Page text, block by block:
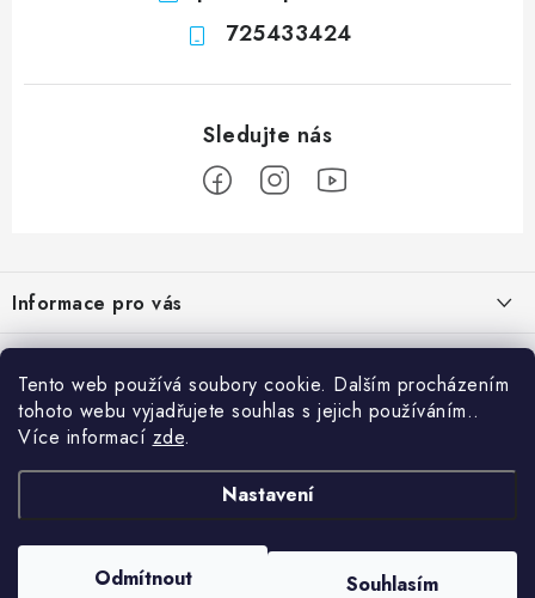
Tento web používá soubory cookie. Dalším procházením
tohoto webu vyjadřujete souhlas s jejich používáním..
Více informací zde.
Nastavení
Odmítnout Souhlasím
725433424
p
a
Informace pro vás
Obchodní podmínky
Podmínky ochrany osobních údajů
Odstoupení od kupní smlouvy
Moje objednávka
Přihlášení
E-mail
Vyhledávání
HLEDAT. Všechna práva vyhrazena.